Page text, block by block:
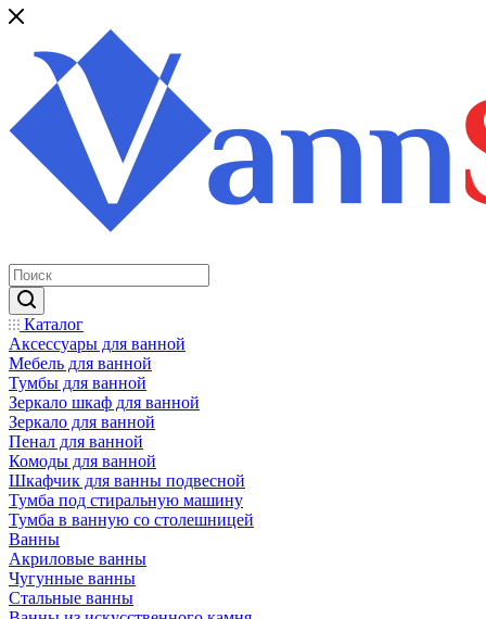
Каталог
Аксессуары для ванной
Мебель для ванной
Тумбы для ванной
Зеркало шкаф для ванной
Зеркало для ванной
Пенал для ванной
Комоды для ванной
Шкафчик для ванны подвесной
Тумба под стиральную машину
Тумба в ванную со столешницей
Ванны
Акриловые ванны
Чугунные ванны
Стальные ванны